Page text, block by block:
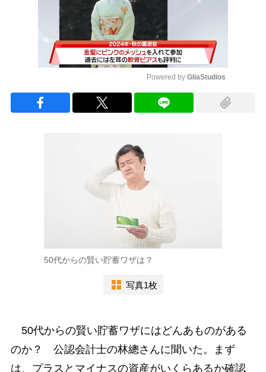
Powered by GliaStudios
50代からの賢い貯蓄ワザは？
写真1枚
50代からの賢い貯蓄ワザにはどんあものがある
のか？ 公認会計士の林總さんに聞いた。まず
は、プラスとマイナスの資産がいくらあるか確認